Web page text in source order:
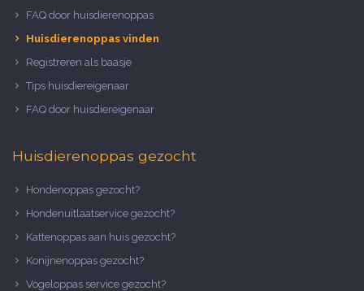
FAQ door huisdierenoppas
Huisdierenoppas vinden
Registreren als baasje
Tips huisdiereigenaar
FAQ door huisdiereigenaar
Huisdierenoppas gezocht
Hondenoppas gezocht?
Hondenuitlaatservice gezocht?
Kattenoppas aan huis gezocht?
Konijnenoppas gezocht?
Vogeloppas service gezocht?